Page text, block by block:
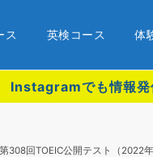
ス 英検コース 体
Instagramでも情報発
第308回TOEIC公開テスト（2022